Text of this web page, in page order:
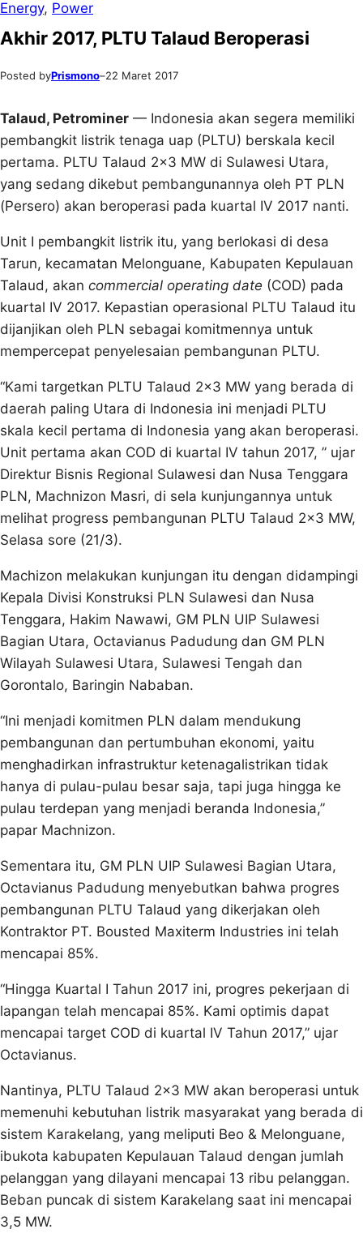
Energy, Power
Akhir 2017, PLTU Talaud Beroperasi
Posted byPrismono–22 Maret 2017
Talaud, Petrominer — Indonesia akan segera memiliki
pembangkit listrik tenaga uap (PLTU) berskala kecil
pertama. PLTU Talaud 2×3 MW di Sulawesi Utara,
yang sedang dikebut pembangunannya oleh PT PLN
(Persero) akan beroperasi pada kuartal IV 2017 nanti.
Unit I pembangkit listrik itu, yang berlokasi di desa
Tarun, kecamatan Melonguane, Kabupaten Kepulauan
Talaud, akan commercial operating date (COD) pada
kuartal IV 2017. Kepastian operasional PLTU Talaud itu
dijanjikan oleh PLN sebagai komitmennya untuk
mempercepat penyelesaian pembangunan PLTU.
“Kami targetkan PLTU Talaud 2×3 MW yang berada di
daerah paling Utara di Indonesia ini menjadi PLTU
skala kecil pertama di Indonesia yang akan beroperasi.
Unit pertama akan COD di kuartal IV tahun 2017, ” ujar
Direktur Bisnis Regional Sulawesi dan Nusa Tenggara
PLN, Machnizon Masri, di sela kunjungannya untuk
melihat progress pembangunan PLTU Talaud 2×3 MW,
Selasa sore (21/3).
Machizon melakukan kunjungan itu dengan didampingi
Kepala Divisi Konstruksi PLN Sulawesi dan Nusa
Tenggara, Hakim Nawawi, GM PLN UIP Sulawesi
Bagian Utara, Octavianus Padudung dan GM PLN
Wilayah Sulawesi Utara, Sulawesi Tengah dan
Gorontalo, Baringin Nababan.
“Ini menjadi komitmen PLN dalam mendukung
pembangunan dan pertumbuhan ekonomi, yaitu
menghadirkan infrastruktur ketenagalistrikan tidak
hanya di pulau-pulau besar saja, tapi juga hingga ke
pulau terdepan yang menjadi beranda Indonesia,”
papar Machnizon.
Sementara itu, GM PLN UIP Sulawesi Bagian Utara,
Octavianus Padudung menyebutkan bahwa progres
pembangunan PLTU Talaud yang dikerjakan oleh
Kontraktor PT. Bousted Maxiterm Industries ini telah
mencapai 85%.
“Hingga Kuartal I Tahun 2017 ini, progres pekerjaan di
lapangan telah mencapai 85%. Kami optimis dapat
mencapai target COD di kuartal IV Tahun 2017,” ujar
Octavianus.
Nantinya, PLTU Talaud 2×3 MW akan beroperasi untuk
memenuhi kebutuhan listrik masyarakat yang berada di
sistem Karakelang, yang meliputi Beo & Melonguane,
ibukota kabupaten Kepulauan Talaud dengan jumlah
pelanggan yang dilayani mencapai 13 ribu pelanggan.
Beban puncak di sistem Karakelang saat ini mencapai
3,5 MW.